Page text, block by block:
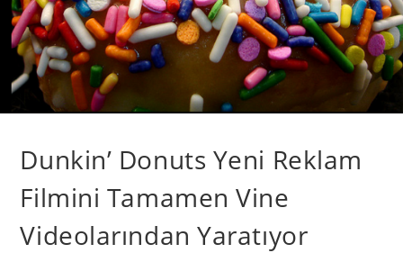
Dunkin’ Donuts Yeni Reklam
Filmini Tamamen Vine
Videolarından Yaratıyor